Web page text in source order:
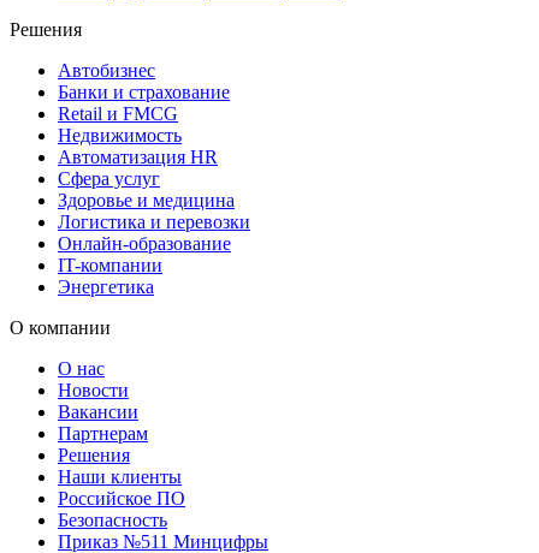
Решения
Автобизнес
Банки и страхование
Retail и FMCG
Недвижимость
Автоматизация HR
Сфера услуг
Здоровье и медицина
Логистика и перевозки
Онлайн-образование
IT-компании
Энергетика
О компании
О нас
Новости
Вакансии
Партнерам
Решения
Наши клиенты
Российское ПО
Безопасность
Приказ №511 Минцифры